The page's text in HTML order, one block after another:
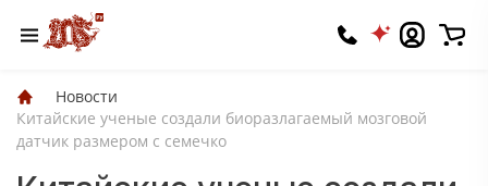
Новости
Китайские ученые создали биоразлагаемый мозговой
датчик размером с семечко